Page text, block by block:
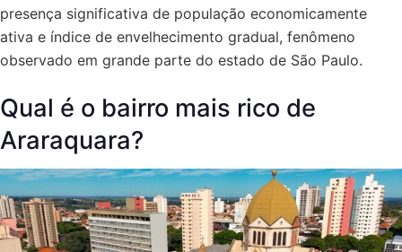
presença significativa de população economicamente
ativa e índice de envelhecimento gradual, fenômeno
observado em grande parte do estado de São Paulo.
Qual é o bairro mais rico de
Araraquara?